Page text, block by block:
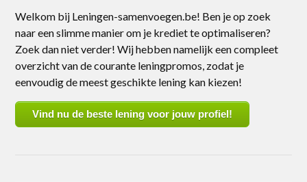
Welkom bij Leningen-samenvoegen.be! Ben je op zoek
naar een slimme manier om je krediet te optimaliseren?
Zoek dan niet verder! Wij hebben namelijk een compleet
overzicht van de courante leningpromos, zodat je
eenvoudig de meest geschikte lening kan kiezen!
Vind nu de beste lening voor jouw profiel!